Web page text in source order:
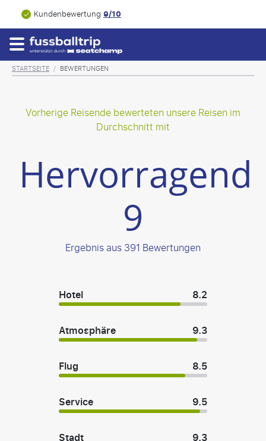
Kundenbewertung9/10
STARTSEITE / BEWERTUNGEN
Vorherige Reisende bewerteten unsere Reisen im
Durchschnitt mit
Hervorragend
9
Ergebnis aus 391 Bewertungen
Hotel
8.2
Atmosphäre
9.3
Flug
8.5
Service
9.5